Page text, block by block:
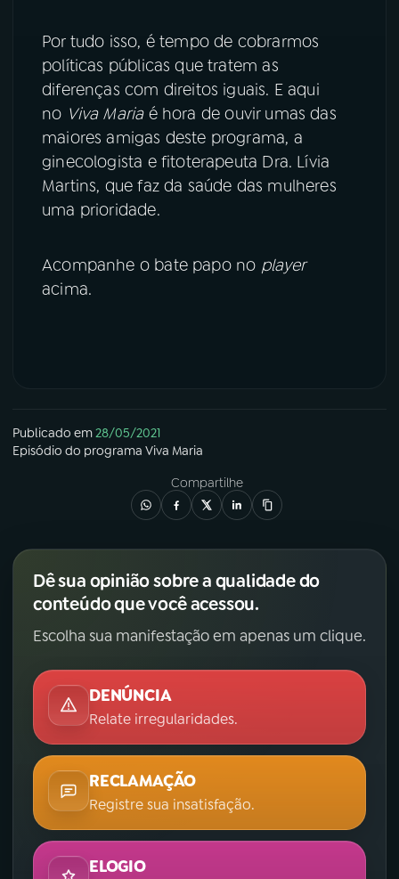
Por tudo isso, é tempo de cobrarmos
políticas públicas que tratem as
diferenças com direitos iguais. E aqui
no Viva Maria é hora de ouvir umas das
maiores amigas deste programa, a
ginecologista e fitoterapeuta Dra. Lívia
Martins, que faz da saúde das mulheres
uma prioridade.
Acompanhe o bate papo no player
acima.
Publicado em28/05/2021
Episódio do programa Viva Maria
Compartilhe
Dê sua opinião sobre a qualidade do
conteúdo que você acessou.
Escolha sua manifestação em apenas um clique.
DENÚNCIA
Relate irregularidades.
RECLAMAÇÃO
Registre sua insatisfação.
ELOGIO